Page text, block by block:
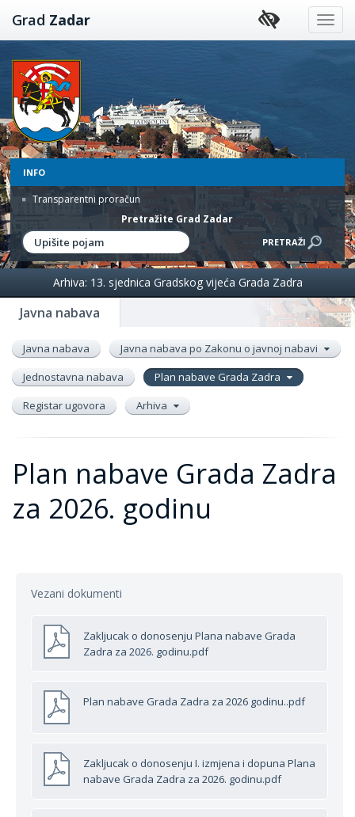
Preskoči
na
Grad Zadar
INFO
Transparentni proračun
Pretražite Grad Zadar
Javna nabava
Arhiva: 13. sjednica Gradskog vijeća Grada Zadra
Javna nabava
Javna nabava po Zakonu o javnoj nabavi
Jednostavna nabava
Plan nabave Grada Zadra
Registar ugovora
Arhiva
Plan nabave Grada Zadra
za 2026. godinu
Vezani dokumenti
Zakljucak o donosenju Plana nabave Grada
Zadra za 2026. godinu.pdf
Plan nabave Grada Zadra za 2026 godinu..pdf
Zakljucak o donosenju I. izmjena i dopuna Plana
nabave Grada Zadra za 2026. godinu.pdf